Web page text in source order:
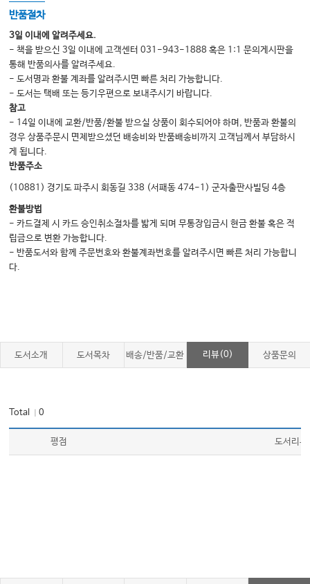
Section XIV: Nutrition & Metabolism
47. Nutritional Requirements
48. Enteral Nutrition
49. Parenteral Nutrition
50. Adrenal & Thyroid Dysfunction
Section XV: Common Drug Therapies in the ICU
51. Analgesia & Sedation
52. Antimicrobial Therapy
53. Vasoactive Drugs
Section XVI: Toxicologic Emergencies
54. Pharmaceutical Drug Overdose
55. Nonpharmaceutical Intoxications
Appendix 2. Selected Reference Ranges
Appendix 3. Measures of Test Performance
반품절차
3일 이내에 알려주세요.
- 책을 받으신 3일 이내에 고객센터 031-943-1888 혹은 1:1 문의게시판을
통해 반품의사를 알려주세요.
- 도서명과 환불 계좌를 알려주시면 빠른 처리 가능합니다.
- 도서는 택배 또는 등기우편으로 보내주시기 바랍니다.
참고
- 14일 이내에 교환/반품/환불 받으실 상품이 회수되어야 하며, 반품과 환불의
경우 상품주문시 면제받으셨던 배송비와 반품배송비까지 고객님께서 부담하시
게 됩니다.
반품주소
(10881) 경기도 파주시 회동길 338 (서패동 474-1) 군자출판사빌딩 4층
환불방법
- 카드결제 시 카드 승인취소절차를 밟게 되며 무통장입금시 현금 환불 혹은 적
립금으로 변환 가능합니다.
- 반품도서와 함께 주문번호와 환불계좌번호를 알려주시면 빠른 처리 가능합니
다.
도서소개 도서목차 배송/반품/교환 리뷰(0) 상품문의
Total ｜0
평점 도서리뷰